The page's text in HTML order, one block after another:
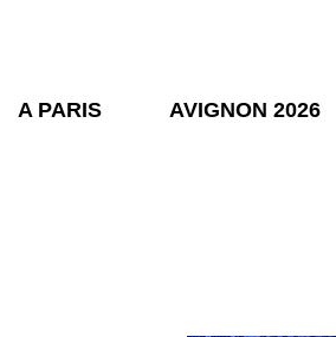
A PARIS AVIGNON 2026